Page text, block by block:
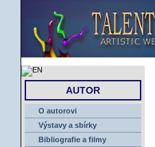
AUTOR
O autorovi
Výstavy a sbírky
Bibliografie a filmy